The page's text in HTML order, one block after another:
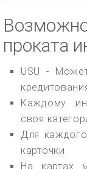
проката
USU -
Каждому
своя
Для
карточки.
На картах